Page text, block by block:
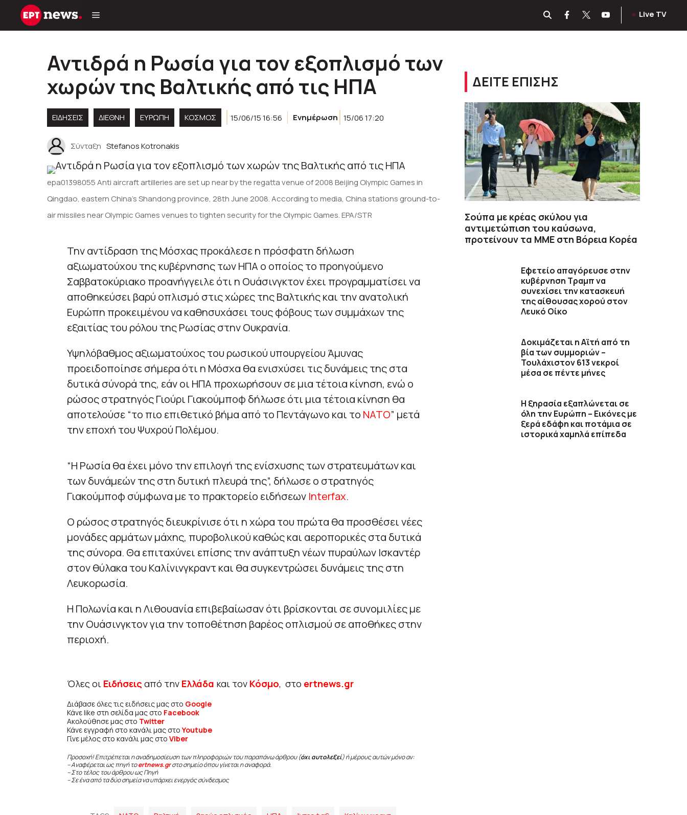
Μετάβαση
Live TV
Αντιδρά η Ρωσία για τον εξοπλισμό των
χωρών της Βαλτικής από τις ΗΠΑ
ΕΙΔΗΣΕΙΣ ΔΙΕΘΝΗ ΕΥΡΏΠΗ ΚΌΣΜΟΣ 15/06/15 16:56 Ενημέρωση 15/06 17:20
Σύνταξη Stefanos Kotronakis
epa01398055 Anti aircraft artilleries are set up near by the regatta venue of 2008 Beijing Olympic Games in
Qingdao, eastern China’s Shandong province, 28th June 2008. According to media, China stations ground-to-
air missiles near Olympic Games venues to tighten security for the Olympic Games. EPA/STR
Την αντίδραση της Μόσχας προκάλεσε η πρόσφατη δήλωση
αξιωματούχου της κυβέρνησης των ΗΠΑ ο οποίος το προηγούμενο
Σαββατοκύριακο προανήγγειλε ότι η Ουάσινγκτον έχει προγραμματίσει να
αποθηκεύσει βαρύ οπλισμό στις χώρες της Βαλτικής και την ανατολική
Ευρώπη προκειμένου να καθησυχάσει τους φόβους των συμμάχων της
εξαιτίας του ρόλου της Ρωσίας στην Ουκρανία.
Υψηλόβαθμος αξιωματούχος του ρωσικού υπουργείου Άμυνας
προειδοποίησε σήμερα ότι η Μόσχα θα ενισχύσει τις δυνάμεις της στα
δυτικά σύνορά της, εάν οι ΗΠΑ προχωρήσουν σε μια τέτοια κίνηση, ενώ ο
ρώσος στρατηγός Γιούρι Γιακούμποφ δήλωσε ότι μια τέτοια κίνηση θα
αποτελούσε “το πιο επιθετικό βήμα από το Πεντάγωνο και το ΝΑΤΟ” μετά
την εποχή του Ψυχρού Πολέμου.
“Η Ρωσία θα έχει μόνο την επιλογή της ενίσχυσης των στρατευμάτων και
των δυνάμεών της στη δυτική πλευρά της”, δήλωσε ο στρατηγός
Γιακούμποφ σύμφωνα με το πρακτορείο ειδήσεων Interfax.
Ο ρώσος στρατηγός διευκρίνισε ότι η χώρα του πρώτα θα προσθέσει νέες
μονάδες αρμάτων μάχης, πυροβολικού καθώς και αεροπορικές στα δυτικά
της σύνορα. Θα επιταχύνει επίσης την ανάπτυξη νέων πυραύλων Ισκαντέρ
στον θύλακα του Καλίνινγκραντ και θα συγκεντρώσει δυνάμεις της στη
Λευκορωσία.
Η Πολωνία και η Λιθουανία επιβεβαίωσαν ότι βρίσκονται σε συνομιλίες με
την Ουάσινγκτον για την τοποθέτηση βαρέος οπλισμού σε αποθήκες στην
περιοχή.
Όλες οι Ειδήσεις από την Ελλάδα και τον Κόσμο, στο ertnews.gr
Διάβασε όλες τις ειδήσεις μας στο Google
Κάνε like στη σελίδα μας στο Facebook
Ακολούθησε μας στο Twitter
Κάνε εγγραφή στο κανάλι μας στοYoutube
Γίνε μέλος στο κανάλι μας στο Viber
Προσοχή! Επιτρέπεται η αναδημοσίευση των πληροφοριών του παραπάνω άρθρου (όχι αυτολεξεί) ή μέρους αυτών μόνο αν:
– Αναφέρεται ως πηγή τοertnews.gr στο σημείο όπου γίνεται η αναφορά.
– Στο τέλος του άρθρου ως Πηγή
– Σε ένα από τα δύο σημεία να υπάρχει ενεργός σύνδεσμος
ΔΕΙΤΕ ΕΠΙΣΗΣ
Σούπα με κρέας σκύλου για
αντιμετώπιση του καύσωνα,
προτείνουν τα ΜΜΕ στη Βόρεια Κορέα
Εφετείο απαγόρευσε στην
κυβέρνηση Τραμπ να
συνεχίσει την κατασκευή
της αίθουσας χορού στον
Λευκό Οίκο
Δοκιμάζεται η Αϊτή από τη
βία των συμμοριών –
Τουλάχιστον 613 νεκροί
μέσα σε πέντε μήνες
Η ξηρασία εξαπλώνεται σε
όλη την Ευρώπη – Εικόνες με
ξερά εδάφη και ποτάμια σε
ιστορικά χαμηλά επίπεδα